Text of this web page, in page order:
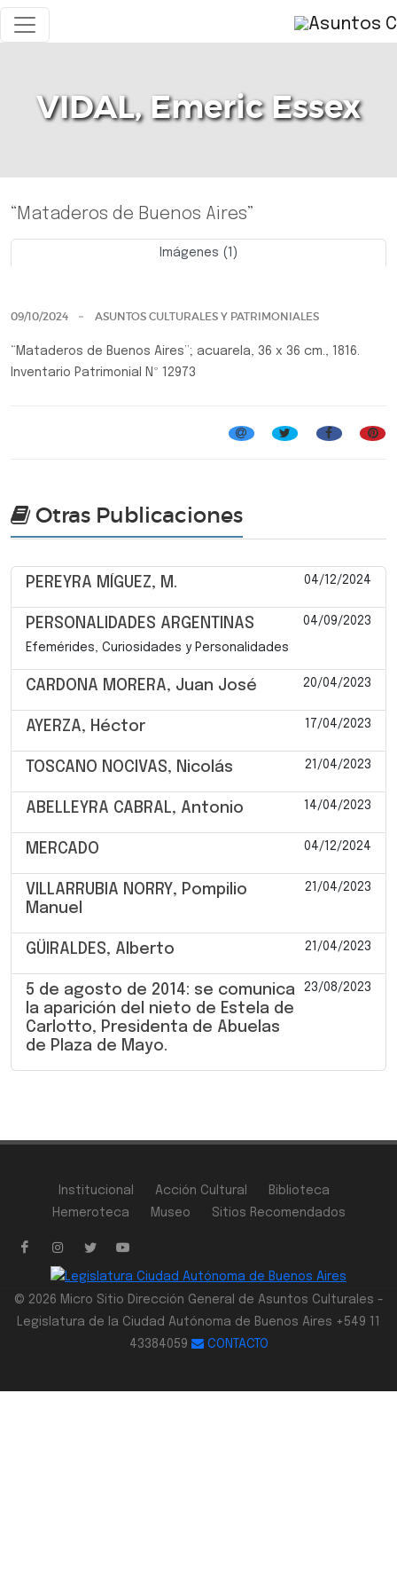
VIDAL, Emeric Essex
“Mataderos de Buenos Aires”
Imágenes (1)
09/10/2024 ASUNTOS CULTURALES Y PATRIMONIALES
“Mataderos de Buenos Aires”; acuarela, 36 x 36 cm., 1816.
Inventario Patrimonial Nº 12973
Otras Publicaciones
PEREYRA MÍGUEZ, M. 04/12/2024
PERSONALIDADES ARGENTINAS 04/09/2023
Efemérides, Curiosidades y Personalidades
CARDONA MORERA, Juan José 20/04/2023
AYERZA, Héctor 17/04/2023
TOSCANO NOCIVAS, Nicolás 21/04/2023
ABELLEYRA CABRAL, Antonio 14/04/2023
MERCADO 04/12/2024
VILLARRUBIA NORRY, Pompilio
Manuel
21/04/2023
GÜIRALDES, Alberto 21/04/2023
5 de agosto de 2014: se comunica
la aparición del nieto de Estela de
Carlotto, Presidenta de Abuelas
de Plaza de Mayo.
23/08/2023
Institucional Acción Cultural
Biblioteca
Hemeroteca
Museo Sitios Recomendados
© 2026 Micro Sitio Dirección General de Asuntos Culturales -
Legislatura de la Ciudad Autónoma de Buenos Aires +549 11
43384059
CONTACTO